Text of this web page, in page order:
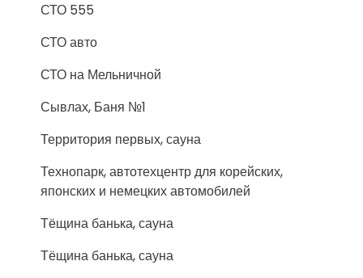
СТО 555
СТО авто
СТО на Мельничной
Сывлах, Баня №1
Территория первых, сауна
Технопарк, автотехцентр для корейских,
японских и немецких автомобилей
Тёщина банька, сауна
Тёщина банька, сауна